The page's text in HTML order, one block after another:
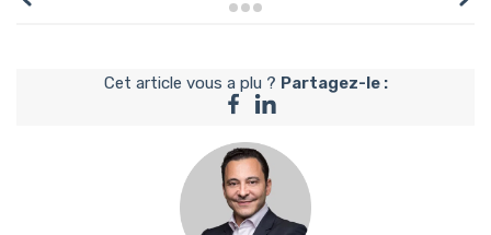
Cet article vous a plu ? Partagez-le :